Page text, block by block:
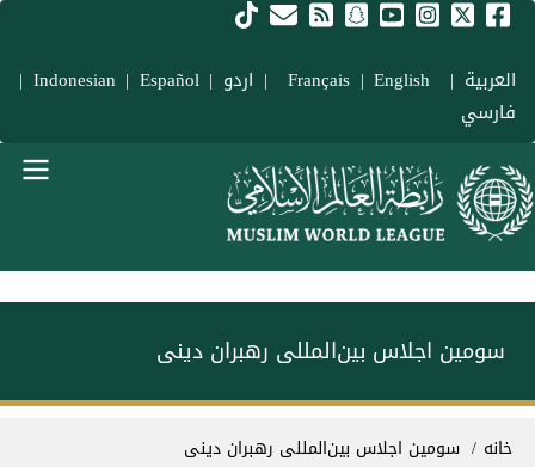
رفتن به محتوای اصلی
العربية |
|English
| اردو |
Indonesian | Español
|
فارسي
سومین اجلاس بین‌المللی رهبران دینی
مسیر راهنما
خانه سومین اجلاس بین‌المللی رهبران دینی